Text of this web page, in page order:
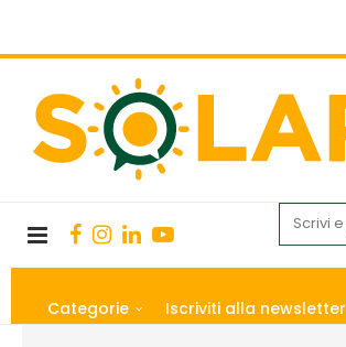
Categorie Iscriviti alla newsletter